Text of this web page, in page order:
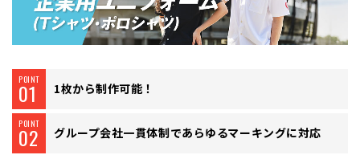
POINT
01 1枚から制作可能！
POINT
02 グループ会社一貫体制であらゆるマーキングに対応